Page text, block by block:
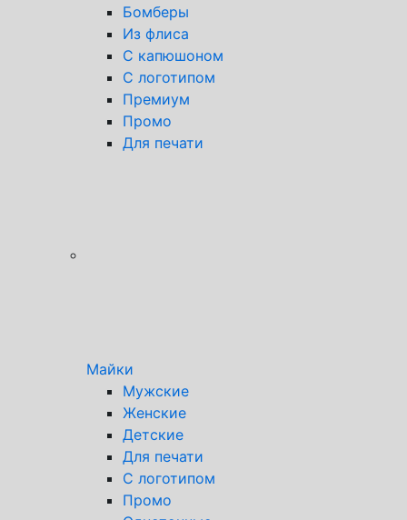
Бомберы
Из флиса
С капюшоном
С логотипом
Премиум
Промо
Для печати
Майки
Мужские
Женские
Детские
Для печати
С логотипом
Промо